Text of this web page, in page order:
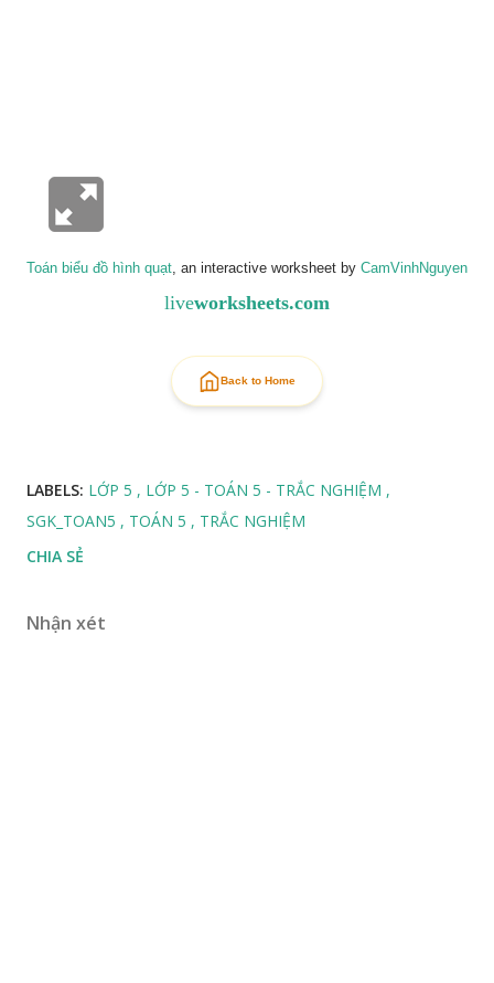
Toán biểu đồ hình quạt , an interactive worksheet by CamVinhNguyen
liveworksheets.com
Back to Home
LABELS: LỚP 5
LỚP 5 - TOÁN 5 - TRẮC NGHIỆM
SGK_TOAN5
TOÁN 5
TRẮC NGHIỆM
CHIA SẺ
Nhận xét